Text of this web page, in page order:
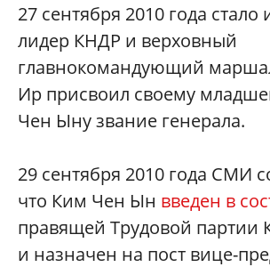
27 сентября 2010 года стало
лидер КНДР и верховный
главнокомандующий
Ир присвоил своему
Чен Ыну звание генерала.
29 сентября 2010 года СМИ
что Ким Чен Ын введен в
правящей Трудовой партии
и назначен на пост вице-